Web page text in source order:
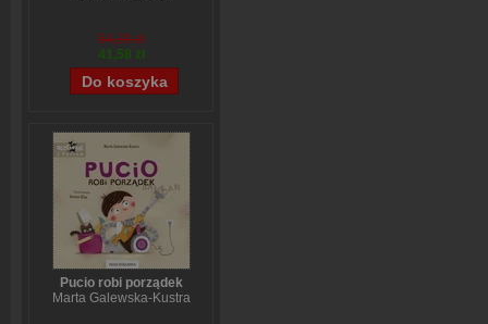
54,39 zł
41,58 zł
Pucio robi porządek
Marta Galewska-Kustra